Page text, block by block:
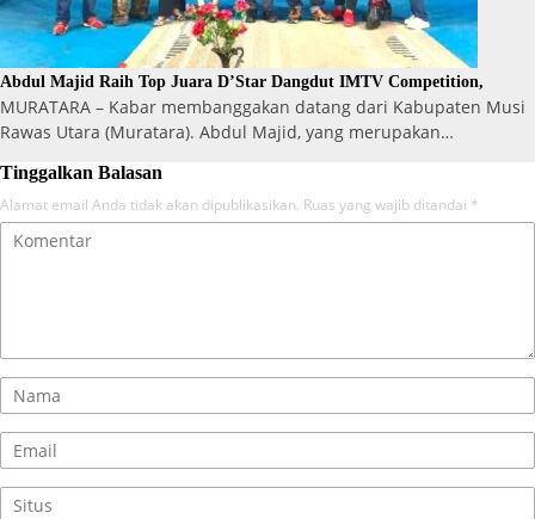
Abdul Majid Raih Top Juara D’Star Dangdut IMTV Competition,
MURATARA – Kabar membanggakan datang dari Kabupaten Musi
Rawas Utara (Muratara). Abdul Majid, yang merupakan…
Tinggalkan Balasan
Alamat email Anda tidak akan dipublikasikan. Ruas yang wajib ditandai *